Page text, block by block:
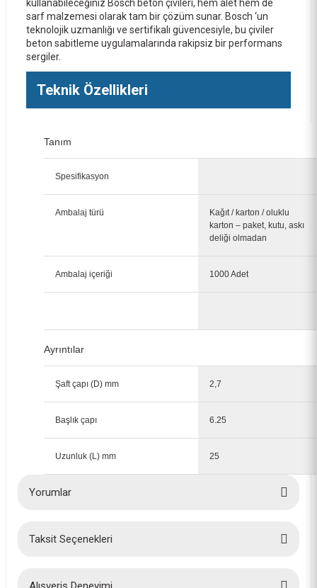
Bosch GNB 18V-38 1x4 Ah Procore Akülü Beton Çivi Çakma Tabancası
kullanabileceğiniz Bosch beton çivileri, hem alet hem de
sarf malzemesi olarak tam bir çözüm sunar. Bosch ‘un
teknolojik uzmanlığı ve sertifikalı güvencesiyle, bu çiviler
beton sabitleme uygulamalarında rakipsiz bir performans
sergiler.
Teknik Özellikleri
Tanım
Spesifikasyon
Ambalaj türü
Kağıt / karton / oluklu
karton – paket, kutu, askı
deliği olmadan
Ambalaj içeriği 1000 Adet
Ayrıntılar
Şaft çapı (D) mm 2,7
Başlık çapı 6.25
Uzunluk (L) mm 25
Yorumlar
Taksit Seçenekleri